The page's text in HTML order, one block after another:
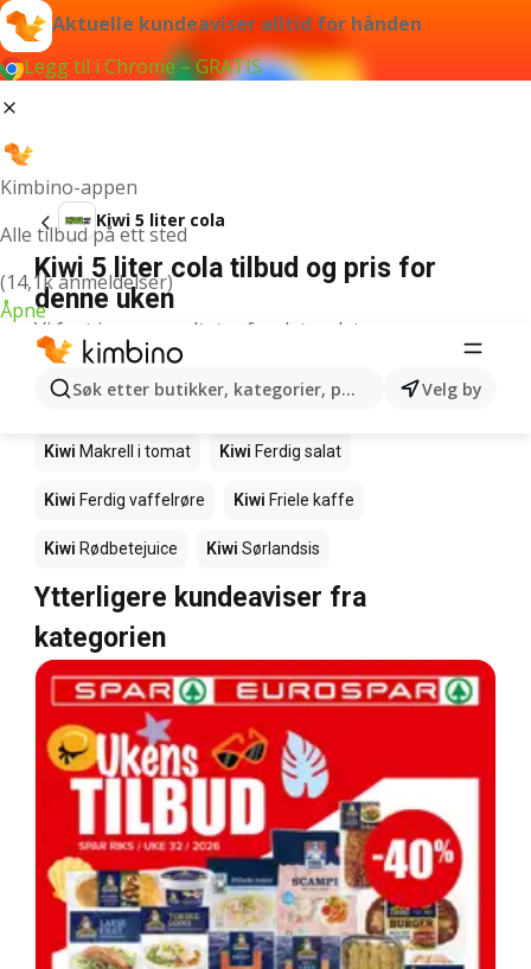
Aktuelle kundeaviser alltid for hånden
Legg til i Chrome – GRATIS
Kimbino-appen
Alle tilbud på ett sted
(14,1k anmeldelser)
Åpne
Søk etter butikker, kategorier, produkter...Velg by
Kiwi 5 liter cola
Kiwi 5 liter cola tilbud og pris for
denne uken
Vi fant ingen resultater for det ordet.
Andre produkter i butikkene Kiwi
Kiwi Fårikålkjøtt
Kiwi Makrell i tomat Kiwi Ferdig salat
Kiwi Ferdig vaffelrøre Kiwi Friele kaffe
Kiwi Rødbetejuice Kiwi Sørlandsis
Ytterligere kundeaviser fra
kategorien